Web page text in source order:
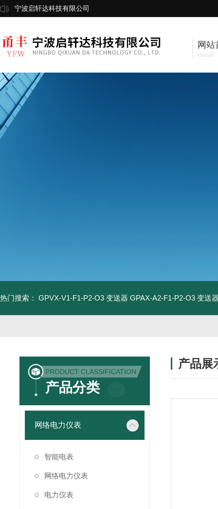
宁波启轩达科技有限公司
网站
Home
热门搜索： GPVX-V1-F1-P2-O3 变送器 GPAX-A2-F1-P2-O3 变送
PRODUCT CLASSIFICATION
产品分类
网络电力仪表
智能电表
网络电力仪表
电力仪表
产品展